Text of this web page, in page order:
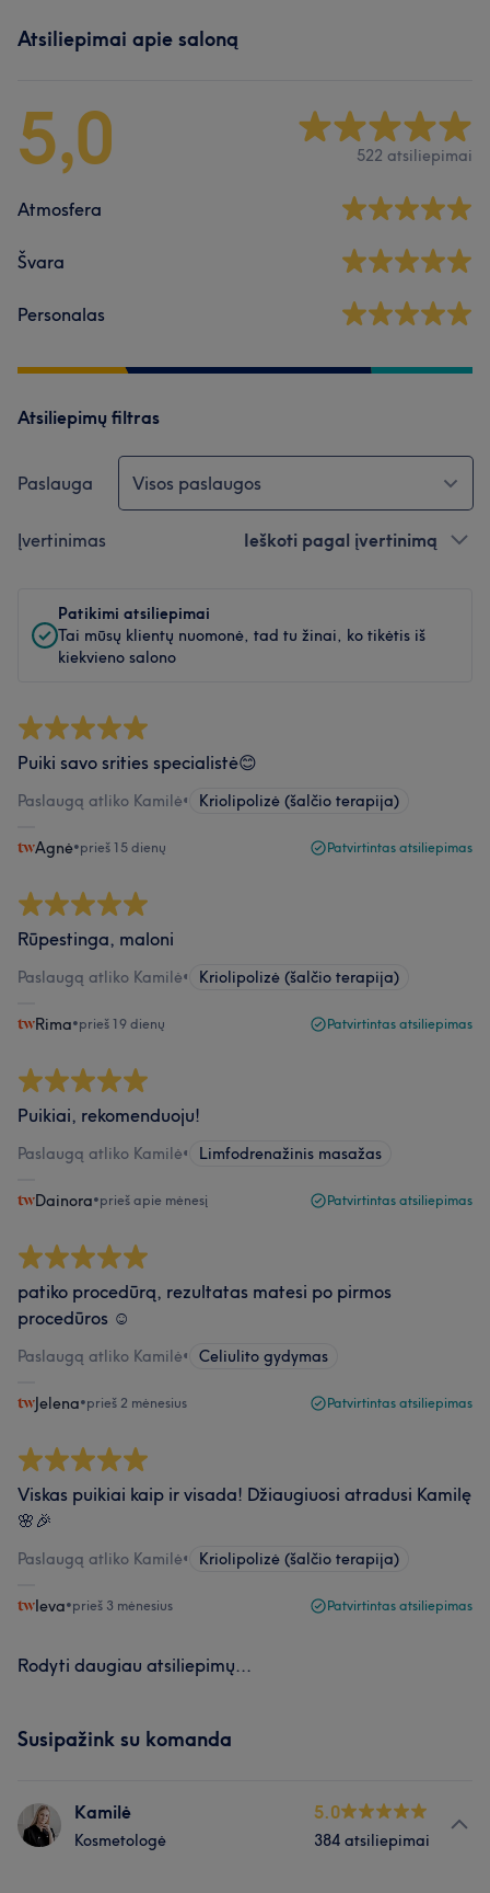
Atsiliepimai apie saloną
5,0 522 atsiliepimai
Atmosfera
Švara
Personalas
Atsiliepimų filtras
Paslauga Visos paslaugos
Įvertinimas Ieškoti pagal įvertinimą
Patikimi atsiliepimai
Tai mūsų klientų nuomonė, tad tu žinai, ko tikėtis iš
kiekvieno salono
Puiki savo srities specialistė😊
Paslaugą atliko Kamilė• Kriolipolizė (šalčio terapija)
Agnė•prieš 15 dienų Patvirtintas atsiliepimas
Rūpestinga, maloni
Paslaugą atliko Kamilė• Kriolipolizė (šalčio terapija)
Rima•prieš 19 dienų Patvirtintas atsiliepimas
Puikiai, rekomenduoju!
Paslaugą atliko Kamilė• Limfodrenažinis masažas
Dainora•prieš apie mėnesį Patvirtintas atsiliepimas
patiko procedūrą, rezultatas matesi po pirmos
procedūros ☺️
Paslaugą atliko Kamilė• Celiulito gydymas
Jelena•prieš 2 mėnesius Patvirtintas atsiliepimas
Viskas puikiai kaip ir visada! Džiaugiuosi atradusi Kamilę
🌸🎉
Paslaugą atliko Kamilė• Kriolipolizė (šalčio terapija)
Ieva•prieš 3 mėnesius Patvirtintas atsiliepimas
Rodyti daugiau atsiliepimų...
Susipažink su komanda
Kamilė
Kosmetologė
5.0
384 atsiliepimai